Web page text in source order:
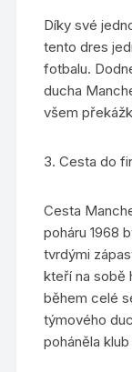
Díky své
tento dres
fotbalu.
ducha
všem
3. Cesta do
Cesta
poháru 1968
tvrdými
kteří na sobě
během celé
týmového
poháněla